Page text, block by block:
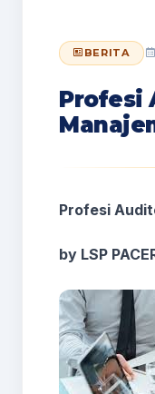
BERITA
Profesi
Profesi
by LSP